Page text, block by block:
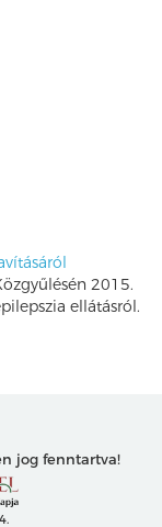
2015.
ellátásról.
jog fenntartva!